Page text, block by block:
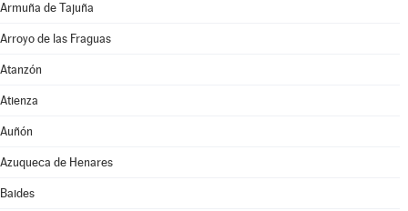
Armuña de Tajuña
Arroyo de las Fraguas
Atanzón
Atienza
Auñón
Azuqueca de Henares
Baides